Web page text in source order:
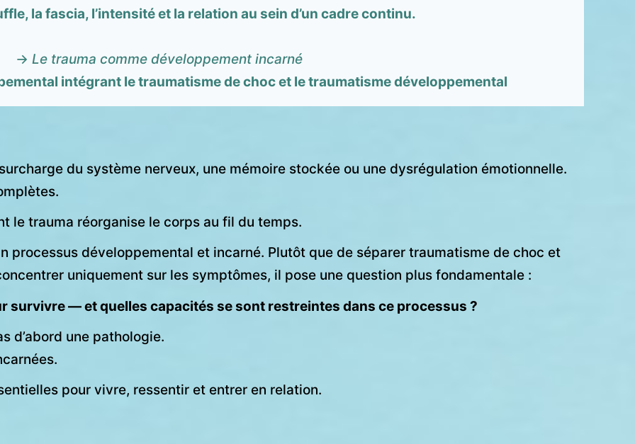
la fascia, l’intensité et la relation au sein d’un cadre continu.
→ Le trauma comme développement incarné
intégrant le traumatisme de choc et le traumatisme développemental
du système nerveux, une mémoire stockée ou une dysrégulation émotionnelle.
le trauma réorganise le corps au fil du temps.
processus développemental et incarné. Plutôt que de séparer traumatisme de choc et
uniquement sur les symptômes, il pose une question plus fondamentale :
survivre — et quelles capacités se sont restreintes dans ce processus ?
d’abord une pathologie.
pour vivre, ressentir et entrer en relation.